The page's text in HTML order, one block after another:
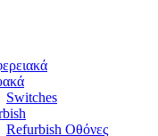
Switches
Refurbish Οθόνες